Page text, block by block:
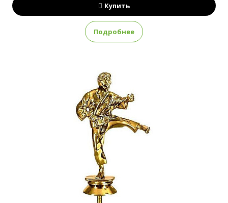
Купить
Подробнее